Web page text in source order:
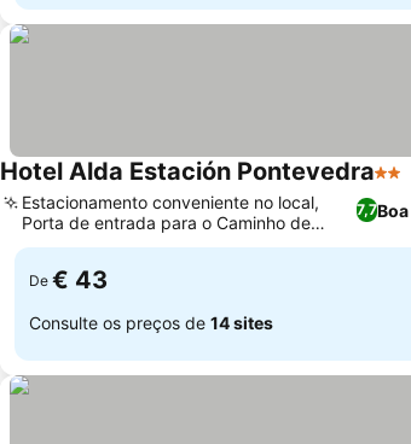
Hotel Alda Estación Pontevedra2
7,7Boa
Estacionamento conveniente no local,
Porta de entrada para o Caminho de
Santiago
De € 43
Consulte os preços de 14 sites